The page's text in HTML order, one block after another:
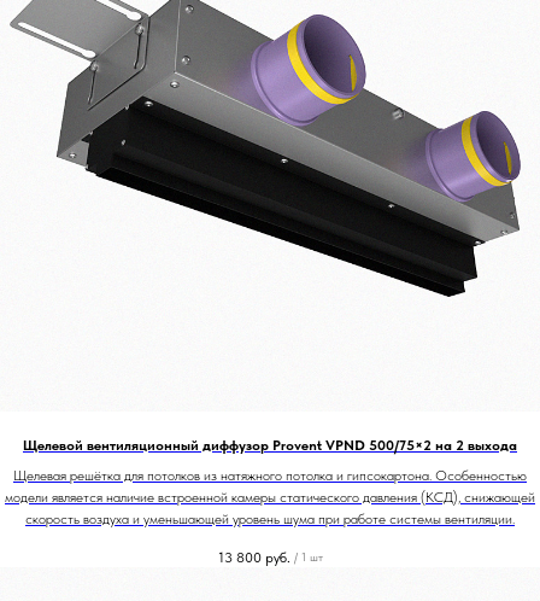
Щелевой вентиляционный диффузор Provent VPND 500/75×2 на 2 выхода
Щелевая решётка для потолков из натяжного потолка и гипсокартона. Особенностью
модели является наличие встроенной камеры статического давления (КСД), снижающей
скорость воздуха и уменьшающей уровень шума при работе системы вентиляции.
13 800 руб. / 1 шт